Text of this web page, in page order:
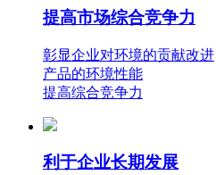
提高市场综合竞争力
彰显企业对环境的贡献改进
产品的环境性能
提高综合竞争力
利于企业长期发展